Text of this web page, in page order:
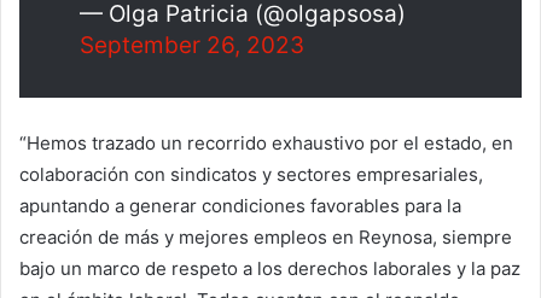
— Olga Patricia (@olgapsosa)
September 26, 2023
“Hemos trazado un recorrido exhaustivo por el estado, en
colaboración con sindicatos y sectores empresariales,
apuntando a generar condiciones favorables para la
creación de más y mejores empleos en Reynosa, siempre
bajo un marco de respeto a los derechos laborales y la paz